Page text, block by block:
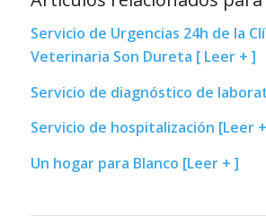
Servicio de Urgencias 24h de la
Veterinaria Son Dureta [ Leer + ]
Servicio de diagnóstico de
Servicio de hospitalización [Leer
Un hogar para Blanco [Leer + ]